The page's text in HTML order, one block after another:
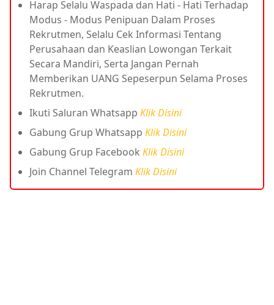
Harap Selalu Waspada dan Hati - Hati Terhadap
Modus - Modus Penipuan Dalam Proses
Rekrutmen, Selalu Cek Informasi Tentang
Perusahaan dan Keaslian Lowongan Terkait
Secara Mandiri, Serta Jangan Pernah
Memberikan UANG Sepeserpun Selama Proses
Rekrutmen.
Ikuti Saluran Whatsapp Klik Disini
Gabung Grup Whatsapp Klik Disini
Gabung Grup Facebook Klik Disini
Join Channel Telegram Klik Disini